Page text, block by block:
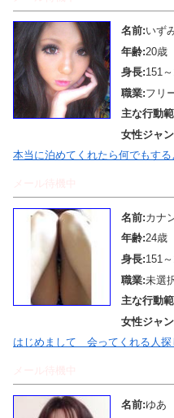
名前:いず
年齢:20歳
身長:151
職業:フリ
主な行動
女性ジャ
本当に泊めてくれたら何でもす
名前:カナ
年齢:24歳
身長:151
職業:未選
主な行動
女性ジャ
はじめまして 会ってくれる人探
名前:ゆあ